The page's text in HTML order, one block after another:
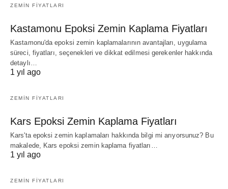
ZEMIN FIYATLARI
Kastamonu Epoksi Zemin Kaplama Fiyatları
Kastamonu'da epoksi zemin kaplamalarının avantajları, uygulama
süreci, fiyatları, seçenekleri ve dikkat edilmesi gerekenler hakkında
detaylı…
1 yıl ago
ZEMIN FIYATLARI
Kars Epoksi Zemin Kaplama Fiyatları
Kars'ta epoksi zemin kaplamaları hakkında bilgi mi arıyorsunuz? Bu
makalede, Kars epoksi zemin kaplama fiyatları…
1 yıl ago
ZEMIN FIYATLARI